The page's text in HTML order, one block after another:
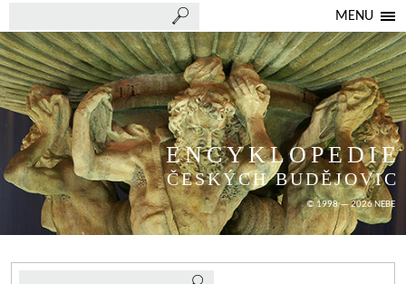
MENU
ENCYKLOPEDIE
ČESKÝCH BUDĚJOVIC
© 1998 — 2026 NEBE